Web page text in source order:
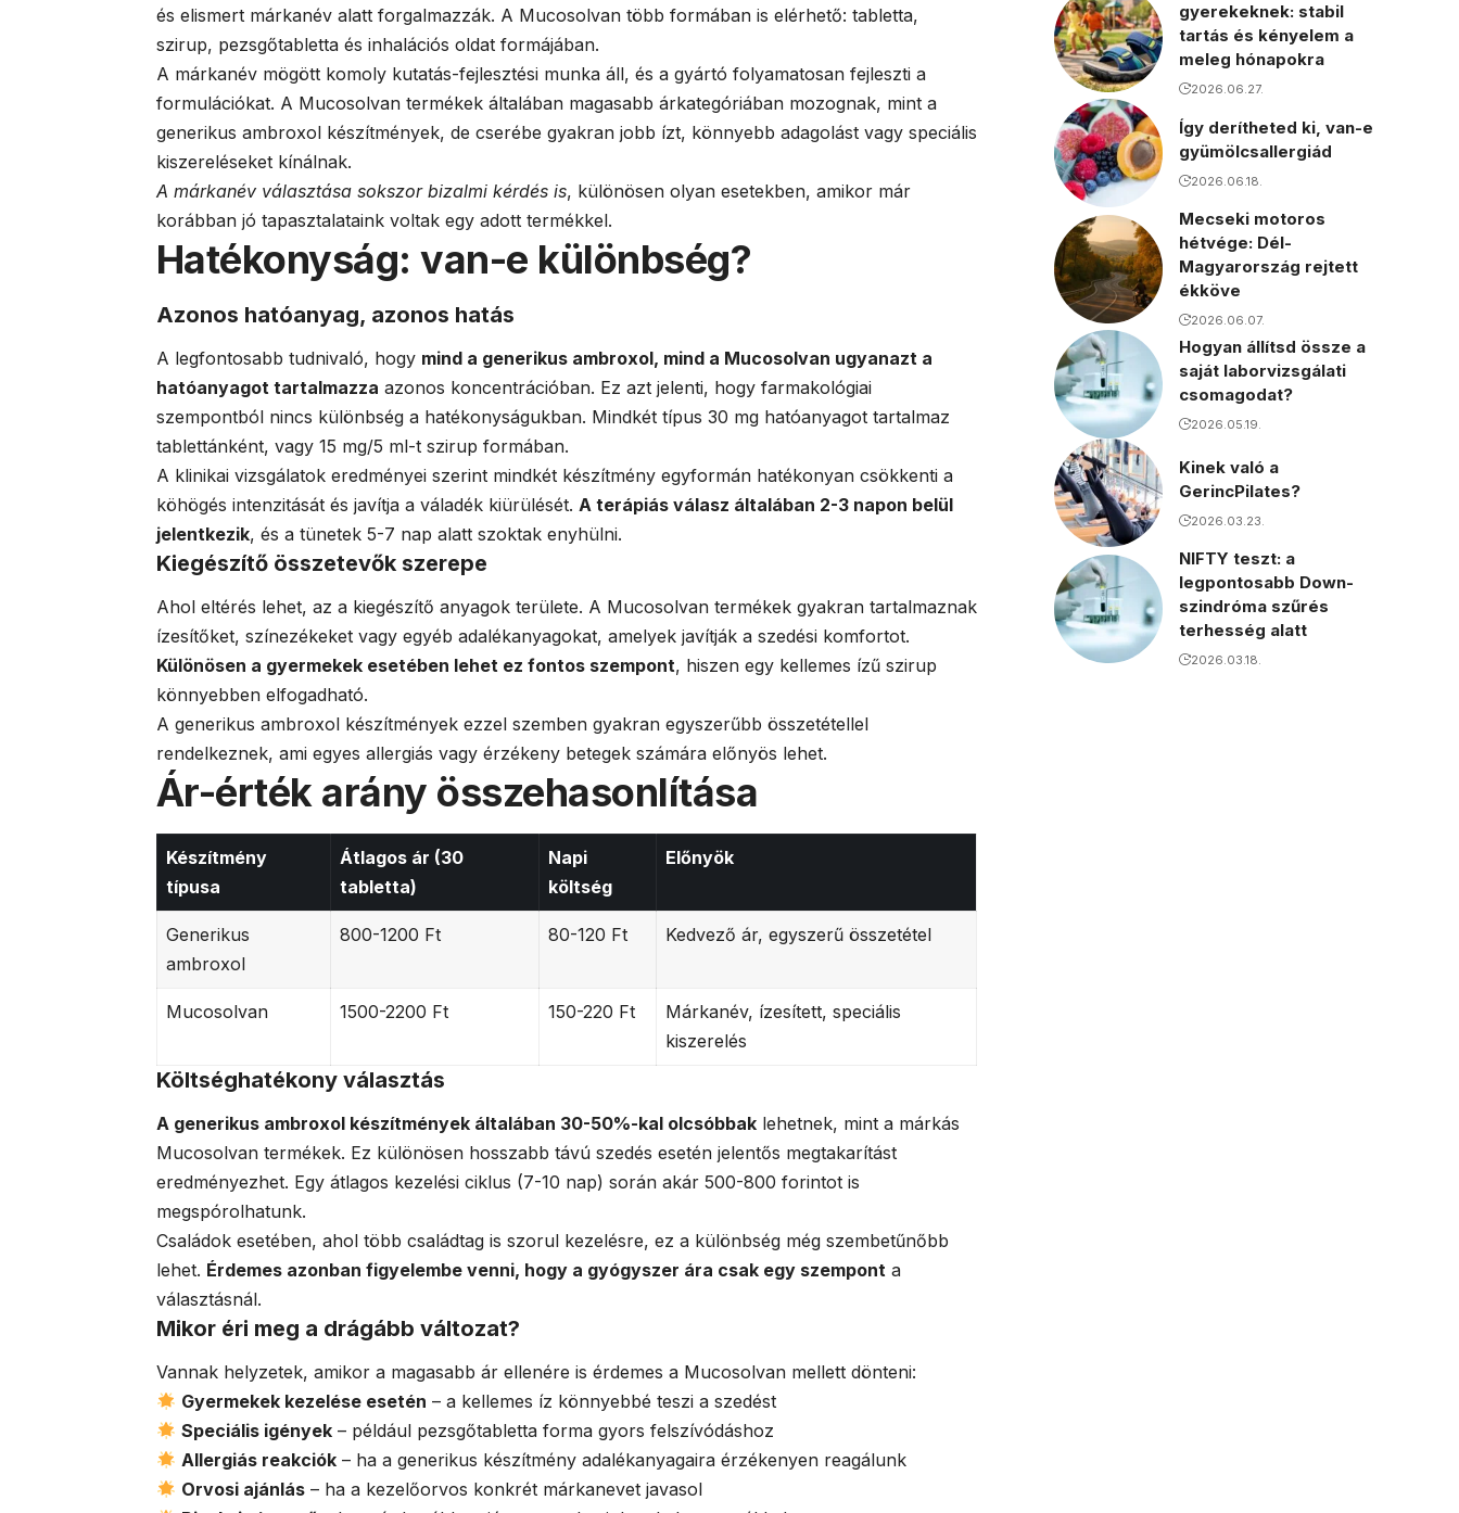
és elismert márkanév alatt forgalmazzák. A Mucosolvan több formában is elérhető: tabletta,
szirup, pezsgőtabletta és inhalációs oldat formájában.
A márkanév mögött komoly kutatás-fejlesztési munka áll, és a gyártó folyamatosan fejleszti a
formulációkat. A Mucosolvan termékek általában magasabb árkategóriában mozognak, mint a
generikus ambroxol készítmények, de cserébe gyakran jobb ízt, könnyebb adagolást vagy speciális
kiszereléseket kínálnak.
A márkanév választása sokszor bizalmi kérdés is, különösen olyan esetekben, amikor már
korábban jó tapasztalataink voltak egy adott termékkel.
Hatékonyság: van-e különbség?
Azonos hatóanyag, azonos hatás
A legfontosabb tudnivaló, hogy mind a generikus ambroxol, mind a Mucosolvan ugyanazt a
hatóanyagot tartalmazza azonos koncentrációban. Ez azt jelenti, hogy farmakológiai
szempontból nincs különbség a hatékonyságukban. Mindkét típus 30 mg hatóanyagot tartalmaz
tablettánként, vagy 15 mg/5 ml-t szirup formában.
A klinikai vizsgálatok eredményei szerint mindkét készítmény egyformán hatékonyan csökkenti a
köhögés intenzitását és javítja a váladék kiürülését. A terápiás válasz általában 2-3 napon belül
jelentkezik, és a tünetek 5-7 nap alatt szoktak enyhülni.
Kiegészítő összetevők szerepe
Ahol eltérés lehet, az a kiegészítő anyagok területe. A Mucosolvan termékek gyakran tartalmaznak
ízesítőket, színezékeket vagy egyéb adalékanyagokat, amelyek javítják a szedési komfortot.
Különösen a gyermekek esetében lehet ez fontos szempont, hiszen egy kellemes ízű szirup
könnyebben elfogadható.
A generikus ambroxol készítmények ezzel szemben gyakran egyszerűbb összetétellel
rendelkeznek, ami egyes allergiás vagy érzékeny betegek számára előnyös lehet.
Ár-érték arány összehasonlítása
Készítmény
típusa
Átlagos ár (30
tabletta)
Napi
költség
Előnyök
Generikus
ambroxol
800-1200 Ft 80-120 Ft Kedvező ár, egyszerű összetétel
Mucosolvan 1500-2200 Ft 150-220 Ft
Márkanév, ízesített, speciális
kiszerelés
Költséghatékony választás
A generikus ambroxol készítmények általában 30-50%-kal olcsóbbak lehetnek, mint a márkás
Mucosolvan termékek. Ez különösen hosszabb távú szedés esetén jelentős megtakarítást
eredményezhet. Egy átlagos kezelési ciklus (7-10 nap) során akár 500-800 forintot is
megspórolhatunk.
Családok esetében, ahol több családtag is szorul kezelésre, ez a különbség még szembetűnőbb
lehet. Érdemes azonban figyelembe venni, hogy a gyógyszer ára csak egy szempont a
választásnál.
Mikor éri meg a drágább változat?
Vannak helyzetek, amikor a magasabb ár ellenére is érdemes a Mucosolvan mellett dönteni:
Gyermekek kezelése esetén – a kellemes íz könnyebbé teszi a szedést
Speciális igények – például pezsgőtabletta forma gyors felszívódáshoz
Allergiás reakciók – ha a generikus készítmény adalékanyagaira érzékenyen reagálunk
Orvosi ajánlás – ha a kezelőorvos konkrét márkanevet javasol
gyerekeknek: stabil
tartás és kényelem a
meleg hónapokra
2026.06.27.
Így derítheted ki, van-e
gyümölcsallergiád
2026.06.18.
Mecseki motoros
hétvége: Dél-
Magyarország rejtett
ékköve
2026.06.07.
Hogyan állítsd össze a
saját laborvizsgálati
csomagodat?
2026.05.19.
Kinek való a
GerincPilates?
2026.03.23.
NIFTY teszt: a
legpontosabb Down-
szindróma szűrés
terhesség alatt
2026.03.18.